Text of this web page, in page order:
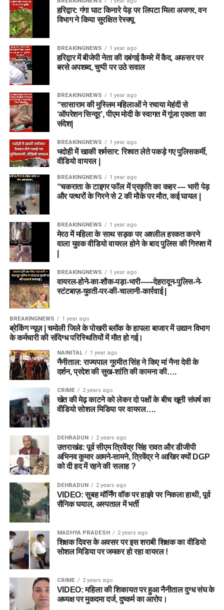
हरिद्वार: गंगा घाट किनारे पेड़ पर लिपटा मिला अजगर, वन
विभाग ने किया सुरक्षित रेस्क्यू
BREAKINGNEWS 1 year ago
हरिद्वार में बीजेपी नेता की दबंगई कैमरे में कैद, अफसर पर
बरसे अपशब्द, चुप्पी पर उठे सवाल
BREAKINGNEWS 1 year ago
“सासाराम की मुस्लिम महिलाओं ने रचाया मेहंदी से
‘ऑपरेशन सिन्दूर’, पीएम मोदी के स्वागत में गूंजा एकता का
संदेश|
BREAKINGNEWS 1 year ago
भदोही में खाकी शर्मसार: रिश्वत लेते पकड़े गए पुलिसकर्मी,
वीडियो वायरल |
BREAKINGNEWS 1 year ago
“चकराता के टाइगर फॉल में प्रकृति का कहर — भारी पेड़
और पत्थरों के गिरने से 2 की मौके पर मौत, कई घायल |
BREAKINGNEWS 1 year ago
मेरठ में महिला के साथ सड़क पर अश्लील हरकत करने
वाला युवक वीडियो वायरल होने के बाद पुलिस की गिरफ्त में
BREAKINGNEWS 1 year ago
वायरल-होने-का-शौक-पड़ा-भारी-—-देहरादून-पुलिस-ने-
स्टंटबाज़-युवती-पर-की-चालानी-कार्रवाई |
BREAKINGNEWS 1 year ago
ब्रेकिंग न्यूज़ | चमोली जिले के पोखरी ब्लॉक के हापला बाजार में उद्यान विभाग
के कर्मचारी की संदिग्ध परिस्थितियों में मौत हो गई।
NAINITAL 1 year ago
नैनीताल: राज्यपाल गुरमीत सिंह ने किए मां नैना देवी के
दर्शन, प्रदेश की सुख-शांति की कामना की….
CRIME 2 years ago
खेत की मेढ़ काटने को लेकर दो पक्षों के बीच खूनी संघर्ष का
वीडियो सोशल मिडिया पर वायरल….
DEHRADUN 2 years ago
उत्तराखंड: पूर्व सीएम त्रिवेंद्र सिंह रावत और डीजीपी
अभिनव कुमार आमने-सामने, त्रिवेंद्र ने आखिर क्यों DGP
को दी हद में रहने की सलाह ?
DEHRADUN 2 years ago
VIDEO: सुबह मॉर्निंग वॉक पर हाइवे पर निकला हाथी, पूर्व
सैनिक घयाल, अस्पताल में भर्ती
MADHYA PRADESH 2 years ago
शिक्षक दिवस के अवसर पर इस शराबी शिक्षक का वीडियो
सोशल मिडिया पर जमकर हो रहा वायरल !
CRIME 2 years ago
VIDEO: महिला की शिकायत पर हुआ नैनीताल दुग्ध संघ के
अध्यक्ष पर मुकदमा दर्ज, दुष्कर्म का आरोप।